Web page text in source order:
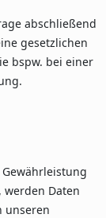
abschließend
gesetzlichen
bspw. bei einer
Daten
unseren